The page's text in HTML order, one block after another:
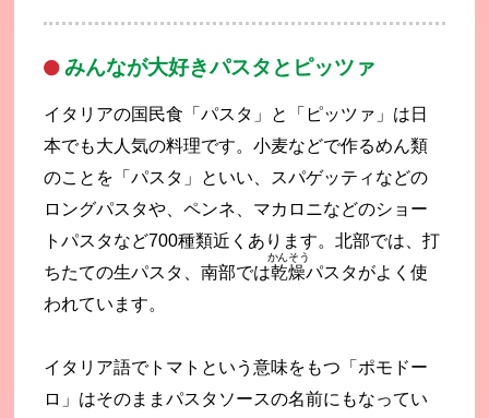
みんなが大好きパスタとピッツァ
イタリアの国民食「パスタ」と「ピッツァ」は日
本でも大人気の料理です。小麦などで作るめん類
のことを「パスタ」といい、スパゲッティなどの
ロングパスタや、ペンネ、マカロニなどのショー
トパスタなど700種類近くあります。北部では、打
ちたての生パスタ、南部では乾燥
かんそう
パスタがよく使
われています。
イタリア語でトマトという意味をもつ「ポモドー
ロ」はそのままパスタソースの名前にもなってい